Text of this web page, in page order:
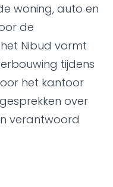
woning, auto en
de
Nibud vormt
tijdens
het kantoor
over
verantwoord